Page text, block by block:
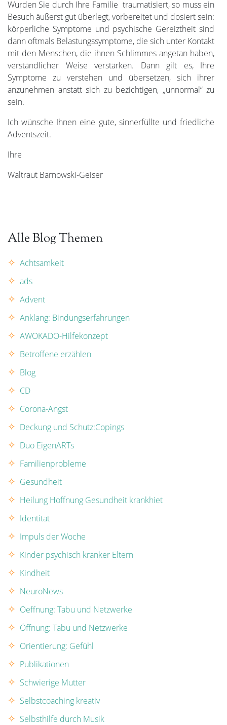
Wurden Sie durch Ihre Familie traumatisiert, so muss ein
Besuch äußerst gut überlegt, vorbereitet und dosiert sein:
körperliche Symptome und psychische Gereiztheit sind
dann oftmals Belastungssymptome, die sich unter Kontakt
mit den Menschen, die ihnen Schlimmes angetan haben,
verständlicher Weise verstärken. Dann gilt es, Ihre
Symptome zu verstehen und übersetzen, sich ihrer
anzunehmen anstatt sich zu bezichtigen, „unnormal“ zu
sein.
Ich wünsche Ihnen eine gute, sinnerfüllte und friedliche
Adventszeit.
Ihre
Waltraut Barnowski-Geiser
Alle Blog Themen
Achtsamkeit
ads
Advent
Anklang: Bindungserfahrungen
AWOKADO-Hilfekonzept
Betroffene erzählen
Blog
CD
Corona-Angst
Deckung und Schutz:Copings
Duo EigenARTs
Familienprobleme
Gesundheit
Heilung Hoffnung Gesundheit krankhiet
Identität
Impuls der Woche
Kinder psychisch kranker Eltern
Kindheit
NeuroNews
Oeffnung: Tabu und Netzwerke
Öffnung: Tabu und Netzwerke
Orientierung: Gefühl
Publikationen
Schwierige Mutter
Selbstcoaching kreativ
Selbsthilfe durch Musik